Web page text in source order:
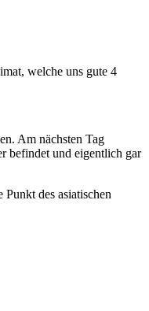
welche uns gute 4
Am nächsten Tag
befindet und eigentlich gar
des asiatischen